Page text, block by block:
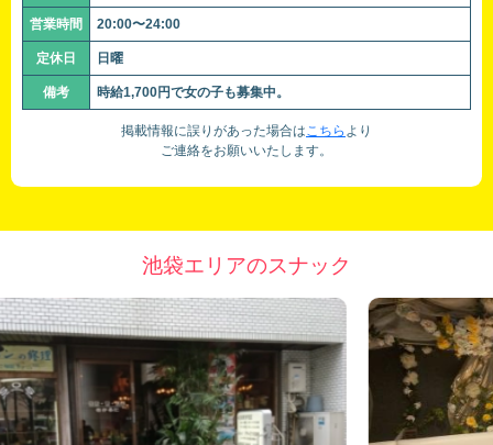
営業時間 20:00〜24:00
定休日 日曜
備考 時給1,700円で女の子も募集中。
掲載情報に誤りがあった場合はこちら より
ご連絡をお願いいたします。
池袋エリアのスナック